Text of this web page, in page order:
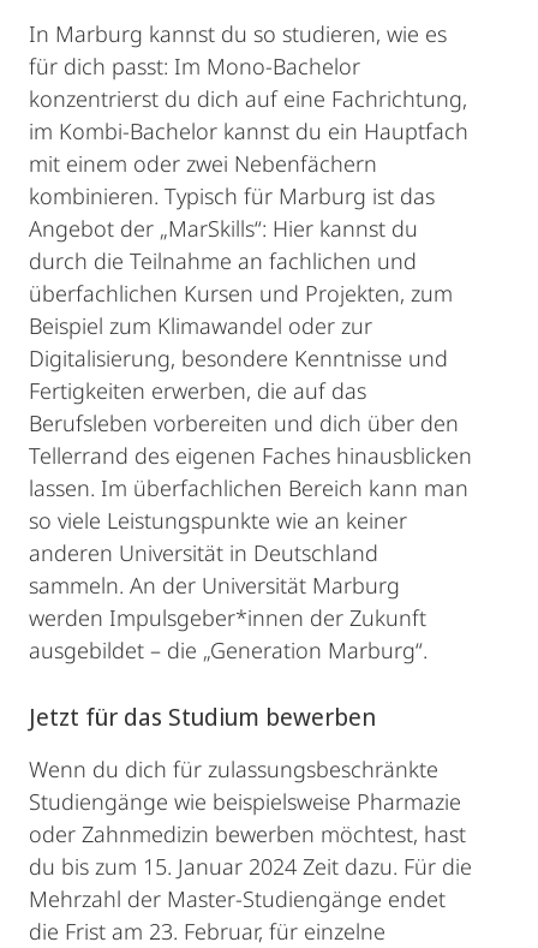
In Marburg kannst du so studieren, wie es
für dich passt: Im Mono-Bachelor
konzentrierst du dich auf eine Fachrichtung,
im Kombi-Bachelor kannst du ein Hauptfach
mit einem oder zwei Nebenfächern
kombinieren. Typisch für Marburg ist das
Angebot der „MarSkills“: Hier kannst du
durch die Teilnahme an fachlichen und
überfachlichen Kursen und Projekten, zum
Beispiel zum Klimawandel oder zur
Digitalisierung, besondere Kenntnisse und
Fertigkeiten erwerben, die auf das
Berufsleben vorbereiten und dich über den
Tellerrand des eigenen Faches hinausblicken
lassen. Im überfachlichen Bereich kann man
so viele Leistungspunkte wie an keiner
anderen Universität in Deutschland
sammeln. An der Universität Marburg
werden Impulsgeber*innen der Zukunft
ausgebildet – die „Generation Marburg“.
Jetzt für das Studium bewerben
Wenn du dich für zulassungsbeschränkte
Studiengänge wie beispielsweise Pharmazie
oder Zahnmedizin bewerben möchtest, hast
du bis zum 15. Januar 2024 Zeit dazu. Für die
Mehrzahl der Master-Studiengänge endet
die Frist am 23. Februar, für einzelne